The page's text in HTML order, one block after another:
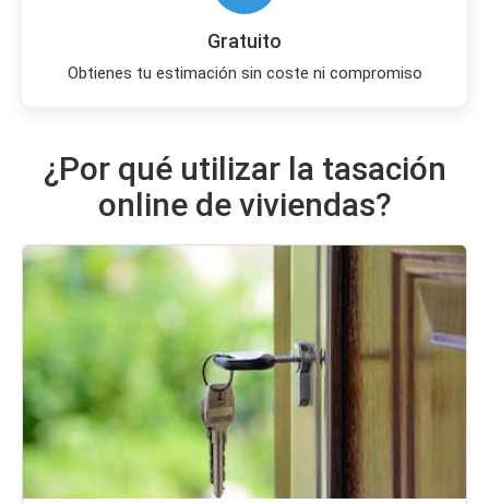
Gratuito
Obtienes tu estimación sin coste ni compromiso
¿Por qué utilizar la tasación
online de viviendas?